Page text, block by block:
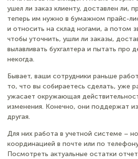
ушел ли заказ клиенту, доставлен ли,
теперь им нужно в бумажном прайс-
и относить на склад ногами, а потом
чтобы уточнить, ушли ли заказы,
вылавливать бухгалтера и пытать про
некогда.
Бывает, ваши сотрудники раньше
то, что вы собираетесь сделать, уже
ужасает окружающая
изменения. Конечно, они поддержат
другая.
Для них работа в учетной системе –
координацией в почте или по
Посмотреть актуальные остатки